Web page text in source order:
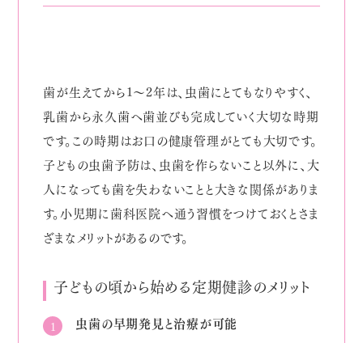
歯が生えてから1～2年は、虫歯にとてもなりやすく、
乳歯から永久歯へ歯並びも完成していく大切な時期
です。この時期はお口の健康管理がとても大切です。
子どもの虫歯予防は、虫歯を作らないこと以外に、大
人になっても歯を失わないことと大きな関係がありま
す。小児期に歯科医院へ通う習慣をつけておくとさま
ざまなメリットがあるのです。
子どもの頃から始める定期健診のメリット
虫歯の早期発見と治療が可能